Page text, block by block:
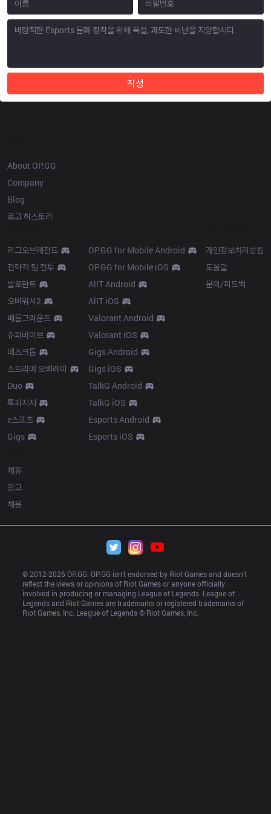
작성
About OP.GG
Company
Blog
로고 히스토리
리그오브레전드
전략적 팀 전투
발로란트
오버워치2
배틀그라운드
슈퍼바이브
데스크톱
스트리머 오버레이
Duo
톡피지지
e스포츠
Gigs
OP.GG for Mobile Android
OP.GG for Mobile iOS
AllT Android
AllT iOS
Valorant Android
Valorant iOS
Gigs Android
Gigs iOS
TalkG Android
TalkG iOS
Esports Android
Esports iOS
개인정보처리방침
도움말
문의/피드백
제휴
광고
채용
© 2012-2026 OP.GG. OP.GG isn’t endorsed by Riot Games and doesn’t
reflect the views or opinions of Riot Games or anyone officially
involved in producing or managing League of Legends. League of
Legends and Riot Games are trademarks or registered trademarks of
Riot Games, Inc. League of Legends © Riot Games, Inc.